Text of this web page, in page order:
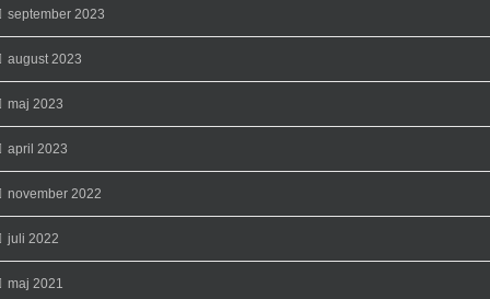
september 2023
august 2023
maj 2023
april 2023
november 2022
juli 2022
maj 2021